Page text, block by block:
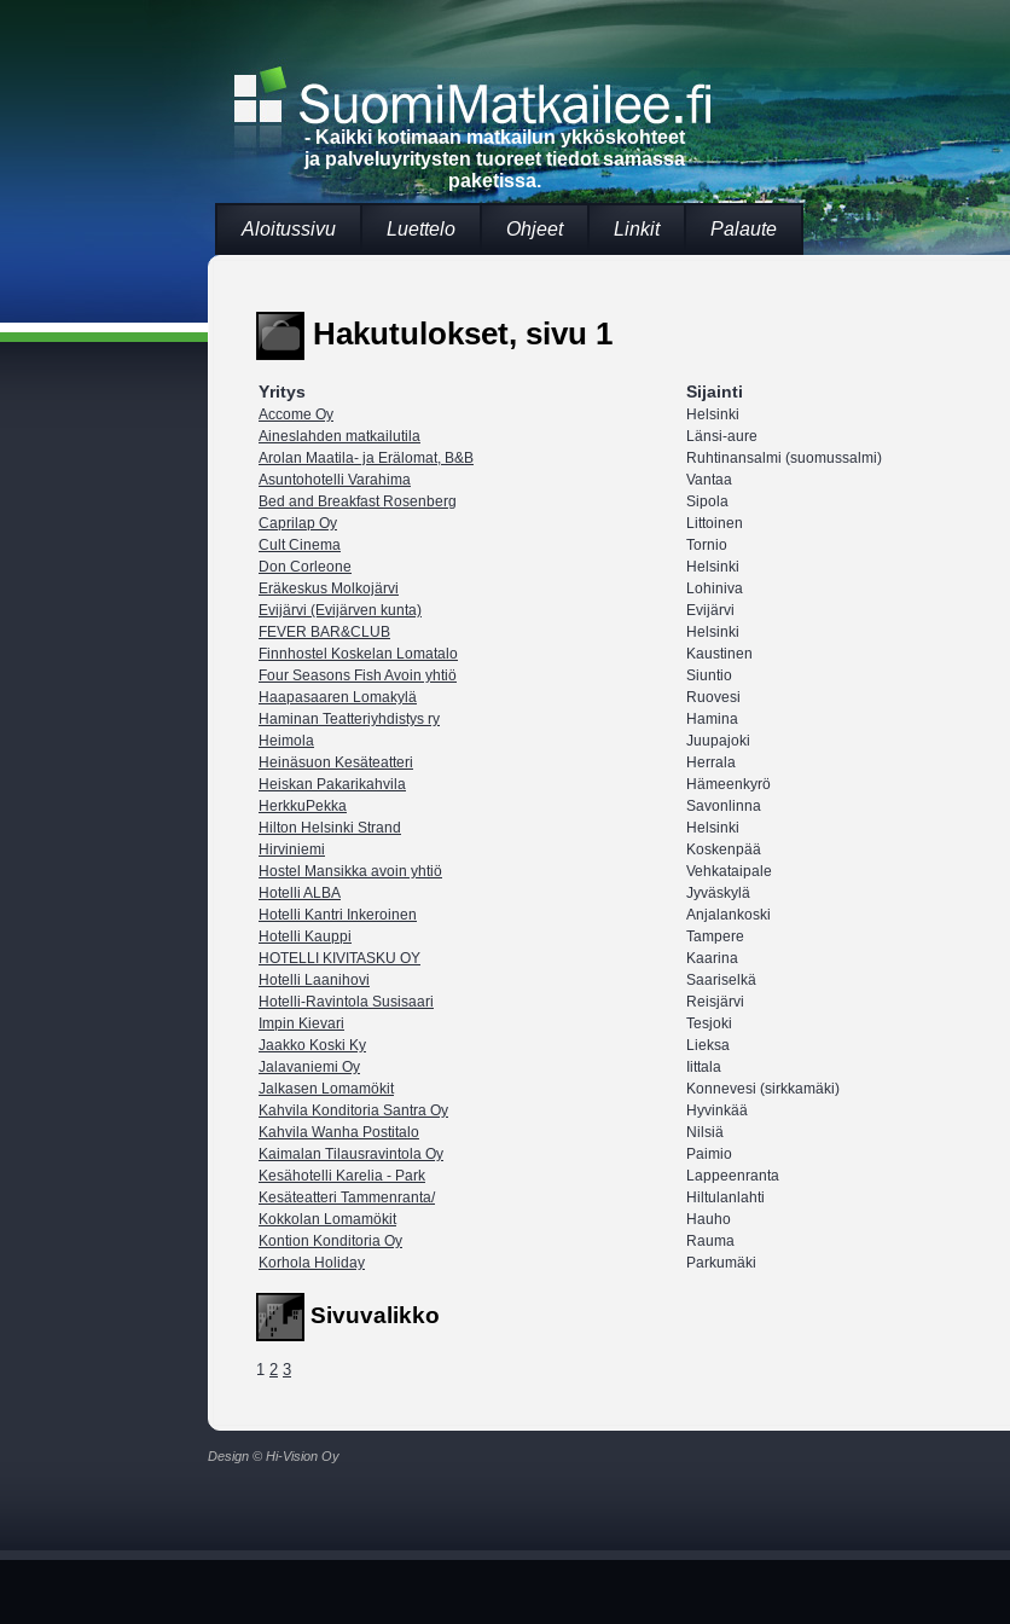
- Kaikki kotimaan matkailun ykköskohteet
ja palveluyritysten tuoreet tiedot samassa
paketissa.
Aloitussivu Luettelo Ohjeet Linkit Palaute
Hakutulokset, sivu 1
Yritys Sijainti
Accome Oy
Helsinki
Aineslahden matkailutila
Länsi-aure
Arolan Maatila- ja Erälomat, B&B
Ruhtinansalmi (suomussalmi)
Asuntohotelli Varahima
Vantaa
Bed and Breakfast Rosenberg
Sipola
Caprilap Oy
Littoinen
Cult Cinema
Tornio
Don Corleone
Helsinki
Eräkeskus Molkojärvi
Lohiniva
Evijärvi (Evijärven kunta)
Evijärvi
FEVER BAR&CLUB
Helsinki
Finnhostel Koskelan Lomatalo
Kaustinen
Four Seasons Fish Avoin yhtiö
Siuntio
Haapasaaren Lomakylä
Ruovesi
Haminan Teatteriyhdistys ry
Hamina
Heimola
Juupajoki
Heinäsuon Kesäteatteri
Herrala
Heiskan Pakarikahvila
Hämeenkyrö
HerkkuPekka
Savonlinna
Hilton Helsinki Strand
Helsinki
Hirviniemi
Koskenpää
Hostel Mansikka avoin yhtiö
Vehkataipale
Hotelli ALBA
Jyväskylä
Hotelli Kantri Inkeroinen
Anjalankoski
Hotelli Kauppi
Tampere
HOTELLI KIVITASKU OY
Kaarina
Hotelli Laanihovi
Saariselkä
Hotelli-Ravintola Susisaari
Reisjärvi
Impin Kievari
Tesjoki
Jaakko Koski Ky
Lieksa
Jalavaniemi Oy
Iittala
Jalkasen Lomamökit
Konnevesi (sirkkamäki)
Kahvila Konditoria Santra Oy
Hyvinkää
Kahvila Wanha Postitalo
Nilsiä
Kaimalan Tilausravintola Oy
Paimio
Kesähotelli Karelia - Park
Lappeenranta
Kesäteatteri Tammenranta/
Hiltulanlahti
Kokkolan Lomamökit
Hauho
Kontion Konditoria Oy
Rauma
Korhola Holiday
Parkumäki
Sivuvalikko
1 2 3
Design © Hi-Vision Oy